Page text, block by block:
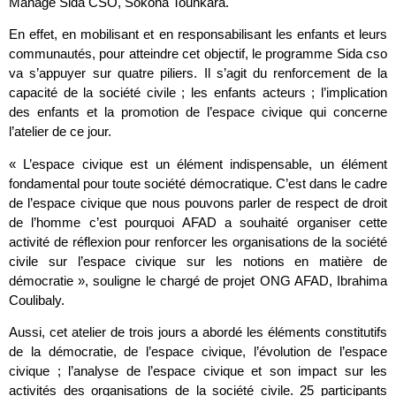
En effet, en mobilisant et en responsabilisant les enfants et leurs
communautés, pour atteindre cet objectif, le programme Sida cso
va s’appuyer sur quatre piliers. Il s’agit du renforcement de la
capacité de la société civile ; les enfants acteurs ; l’implication
des enfants et la promotion de l’espace civique qui concerne
l’atelier de ce jour.
« L’espace civique est un élément indispensable, un élément
fondamental pour toute société démocratique. C’est dans le cadre
de l’espace civique que nous pouvons parler de respect de droit
de l’homme c’est pourquoi AFAD a souhaité organiser cette
activité de réflexion pour renforcer les organisations de la société
civile sur l’espace civique sur les notions en matière de
démocratie », souligne le chargé de projet ONG AFAD, Ibrahima
Coulibaly.
Aussi, cet atelier de trois jours a abordé les éléments constitutifs
de la démocratie, de l’espace civique, l’évolution de l’espace
civique ; l’analyse de l’espace civique et son impact sur les
activités des organisations de la société civile. 25 participants